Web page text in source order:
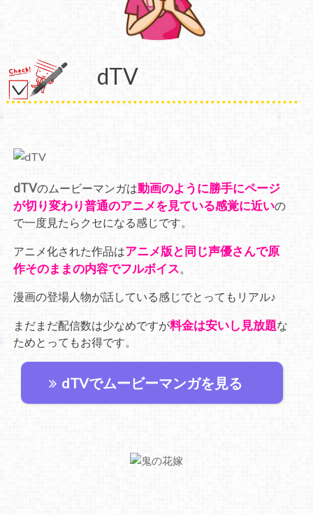
dTV
dTVのムービーマンガは動画のように勝手にページ
が切り変わり普通のアニメを見ている感覚に近いの
で一度見たらクセになる感じです。
アニメ化された作品はアニメ版と同じ声優さんで原
作そのままの内容でフルボイス
漫画の登場人物が話している感じでとってもリアル♪
まだまだ配信数は少なめですが料金は安いし見放題な
ためとってもお得です。
dTVでムービーマンガを見る